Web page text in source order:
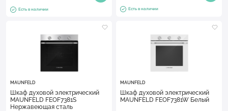
Есть в наличии Есть в наличии
MAUNFELD
Шкаф духовой электрический
MAUNFELD FEOF7381S
Нержавеющая сталь
MAUNFELD
Шкаф духовой электрический
MAUNFELD FEOF7381W Белый